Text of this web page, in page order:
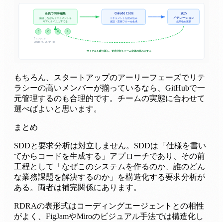
もちろん、スタートアップのアーリーフェーズでリテ
ラシーの高いメンバーが揃っているなら、GitHubで一
元管理するのも合理的です。チームの実態に合わせて
選べばよいと思います。
まとめ
SDDと要求分析は対立しません。SDDは「仕様を書い
てからコードを生成する」アプローチであり、その前
工程として「なぜこのシステムを作るのか、誰のどん
な業務課題を解決するのか」を構造化する要求分析が
ある。両者は補完関係にあります。
RDRAの表形式はコーディングエージェントとの相性
がよく、FigJamやMiroのビジュアル手法では構造化し